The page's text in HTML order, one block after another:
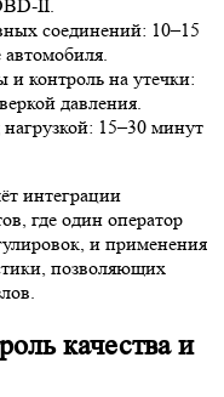
II.
соединений: 10–15
и контроль на утечки:
давления.
15–30 минут
интеграции
где один оператор
и применения
позволяющих
качества и